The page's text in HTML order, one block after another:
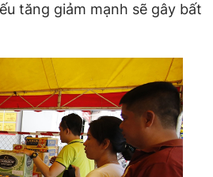
tăng giảm mạnh sẽ gây bất